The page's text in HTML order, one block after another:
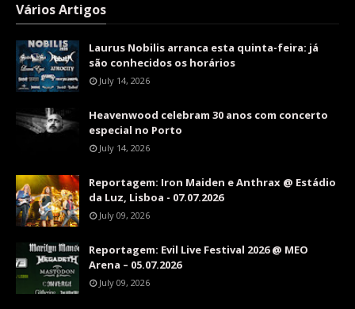
Vários Artigos
Laurus Nobilis arranca esta quinta-feira: já
são conhecidos os horários
July 14, 2026
Heavenwood celebram 30 anos com concerto
especial no Porto
July 14, 2026
Reportagem: Iron Maiden e Anthrax @ Estádio
da Luz, Lisboa - 07.07.2026
July 09, 2026
Reportagem: Evil Live Festival 2026 @ MEO
Arena – 05.07.2026
July 09, 2026